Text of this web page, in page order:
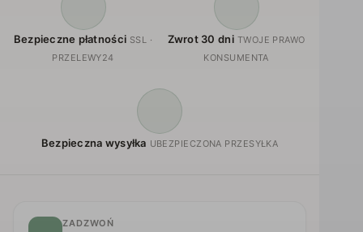
Bezpieczne płatności SSL ·
PRZELEWY24
Zwrot 30 dni TWOJE PRAWO
KONSUMENTA
Bezpieczna wysyłka UBEZPIECZONA PRZESYŁKA
ZADZWOŃ